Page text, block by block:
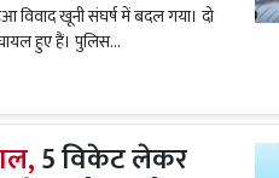
खूनी संघर्ष में बदल गया। दो
हुए हैं। पुलिस...
5 विकेट लेकर